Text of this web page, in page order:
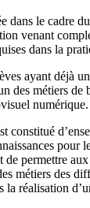
dans le cadre
venant
dans la
ayant déjà
des métiers de
numérique.
constitué
pour
de permettre aux
métiers des
la réalisation